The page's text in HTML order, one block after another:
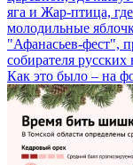
яга и Жар-птица,
молодильные
"Афанасьев-фест",
собирателя
Как это было – на